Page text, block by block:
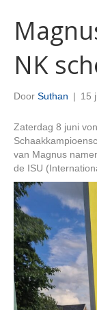
NK
Door Suthan | 15
Zaterdag 8 juni
van Magnus
de ISU